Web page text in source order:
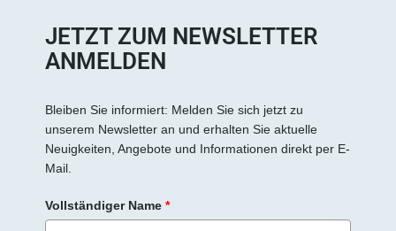
JETZT ZUM NEWSLETTER
ANMELDEN
Bleiben Sie informiert: Melden Sie sich jetzt zu
unserem Newsletter an und erhalten Sie aktuelle
Neuigkeiten, Angebote und Informationen direkt per E-
Mail.
Vollständiger Name *